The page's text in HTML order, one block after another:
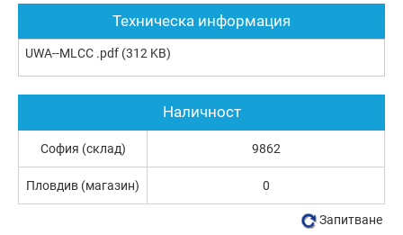
Техническа информация
UWA--MLCC .pdf (312 KB)
Наличност
София (склад) 9862
Пловдив (магазин) 0
Запитване